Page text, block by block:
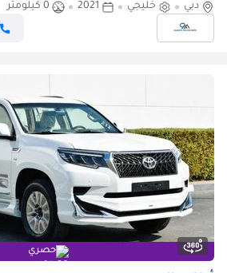
دبي
خليجي 2021
0 كيلومتر
حصري